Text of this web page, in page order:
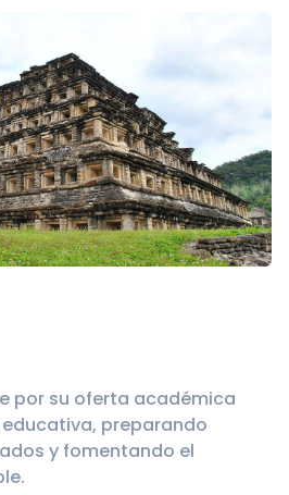
por su oferta académica
preparando
y fomentando el